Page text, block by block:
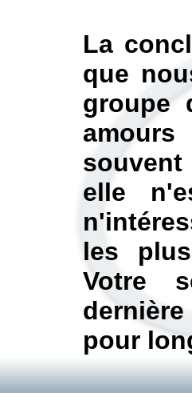
La
que
groupe
elle
les
Votre
pour